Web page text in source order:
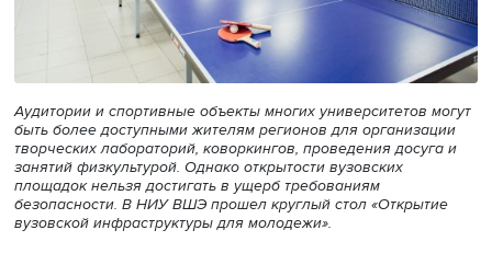
Аудитории и спортивные объекты многих
быть более доступными жителям регионов для